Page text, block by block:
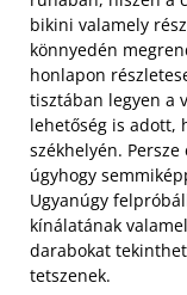
bikini valamely
könnyedén
honlapon
tisztában legyen a
lehetőség is adott,
székhelyén.
úgyhogy
Ugyanúgy
kínálatának
darabokat
tetszenek.